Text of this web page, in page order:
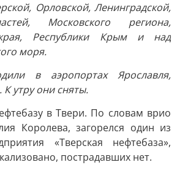
Орловской, Ленинградской,
Московского региона,
края, Республики Крым и над
моря.
в аэропортах Ярославля,
К утру они сняты.
в Твери. По словам врио
Королева, загорелся один из
«Тверская нефтебаза»,
пострадавших нет.